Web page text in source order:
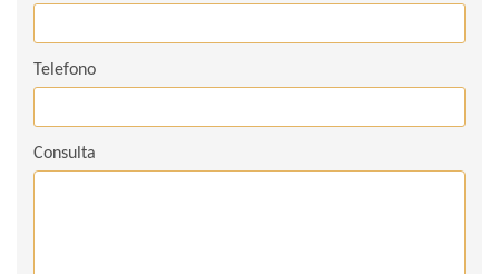
Telefono
Consulta